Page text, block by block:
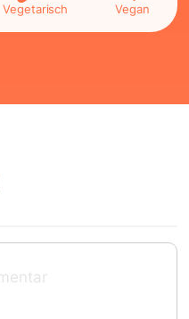
Vegetarisch Vegan